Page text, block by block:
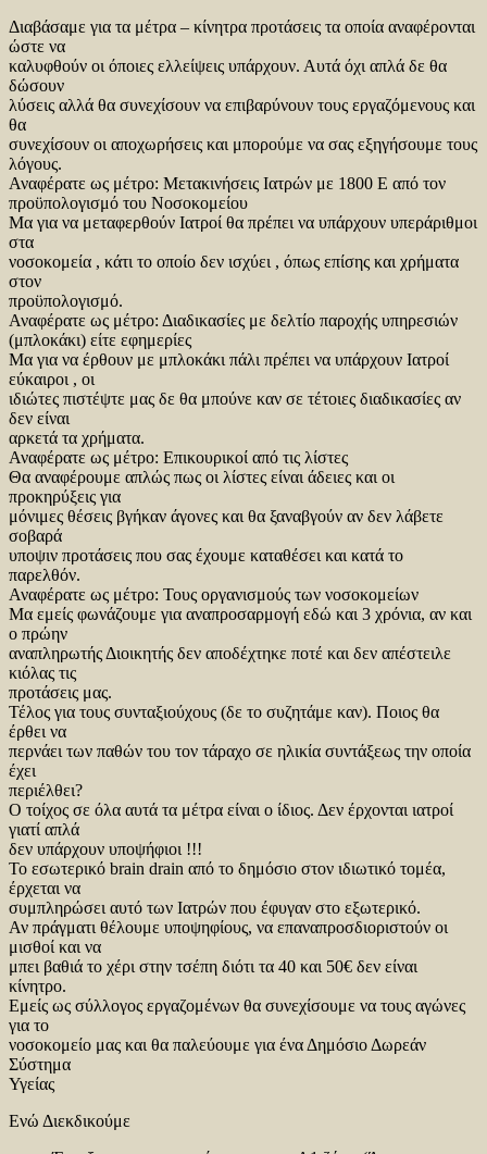
Διαβάσαμε για τα μέτρα – κίνητρα προτάσεις τα οποία αναφέρονται
ώστε να
καλυφθούν οι όποιες ελλείψεις υπάρχουν. Αυτά όχι απλά δε θα
δώσουν
λύσεις αλλά θα συνεχίσουν να επιβαρύνουν τους εργαζόμενους και
θα
συνεχίσουν οι αποχωρήσεις και μπορούμε να σας εξηγήσουμε τους
λόγους.
Αναφέρατε ως μέτρο: Μετακινήσεις Ιατρών με 1800 Ε από τον
προϋπολογισμό του Νοσοκομείου
Μα για να μεταφερθούν Ιατροί θα πρέπει να υπάρχουν υπεράριθμοι
στα
νοσοκομεία , κάτι το οποίο δεν ισχύει , όπως επίσης και χρήματα
στον
προϋπολογισμό.
Αναφέρατε ως μέτρο: Διαδικασίες με δελτίο παροχής υπηρεσιών
(μπλοκάκι) είτε εφημερίες
Μα για να έρθουν με μπλοκάκι πάλι πρέπει να υπάρχουν Ιατροί
εύκαιροι , οι
ιδιώτες πιστέψτε μας δε θα μπούνε καν σε τέτοιες διαδικασίες αν
δεν είναι
αρκετά τα χρήματα.
Αναφέρατε ως μέτρο: Επικουρικοί από τις λίστες
Θα αναφέρουμε απλώς πως οι λίστες είναι άδειες και οι
προκηρύξεις για
μόνιμες θέσεις βγήκαν άγονες και θα ξαναβγούν αν δεν λάβετε
σοβαρά
υποψιν προτάσεις που σας έχουμε καταθέσει και κατά το
παρελθόν.
Αναφέρατε ως μέτρο: Τους οργανισμούς των νοσοκομείων
Μα εμείς φωνάζουμε για αναπροσαρμογή εδώ και 3 χρόνια, αν και
ο πρώην
αναπληρωτής Διοικητής δεν αποδέχτηκε ποτέ και δεν απέστειλε
κιόλας τις
προτάσεις μας.
Τέλος για τους συνταξιούχους (δε το συζητάμε καν). Ποιος θα
έρθει να
περνάει των παθών του τον τάραχο σε ηλικία συντάξεως την οποία
έχει
περιέλθει?
Ο τοίχος σε όλα αυτά τα μέτρα είναι ο ίδιος. Δεν έρχονται ιατροί
γιατί απλά
δεν υπάρχουν υποψήφιοι !!!
Το εσωτερικό brain drain από το δημόσιο στον ιδιωτικό τομέα,
έρχεται να
συμπληρώσει αυτό των Ιατρών που έφυγαν στο εξωτερικό.
Αν πράγματι θέλουμε υποψηφίους, να επαναπροσδιοριστούν οι
μισθοί και να
μπει βαθιά το χέρι στην τσέπη διότι τα 40 και 50€ δεν είναι
κίνητρο.
Εμείς ως σύλλογος εργαζομένων θα συνεχίσουμε να τους αγώνες
για το
νοσοκομείο μας και θα παλεύουμε για ένα Δημόσιο Δωρεάν
Σύστημα
Υγείας
Ενώ Διεκδικούμε